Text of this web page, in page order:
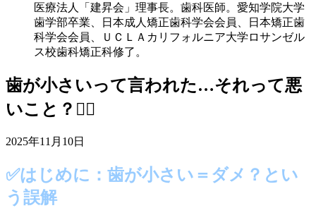
医療法人「建昇会」理事長。歯科医師。愛知学院大学
歯学部卒業、日本成人矯正歯科学会会員、日本矯正歯
科学会会員、ＵＣＬＡカリフォルニア大学ロサンゼル
ス校歯科矯正科修了。
歯が小さいって言われた…それって悪
いこと？😵‍💫
2025年11月10日
✅はじめに：歯が小さい＝ダメ？とい
う誤解